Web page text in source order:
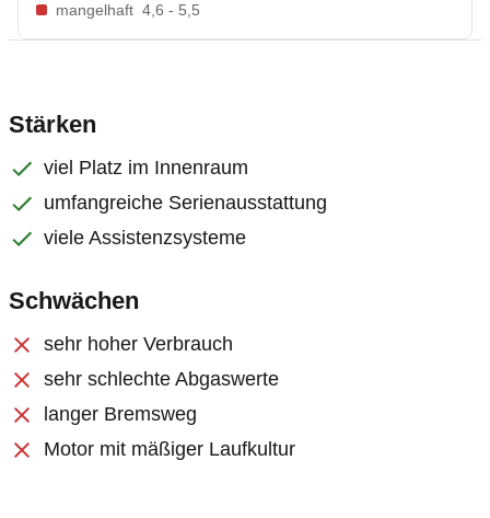
mangelhaft 4,6 - 5,5
Stärken
viel Platz im Innenraum
umfangreiche Serienausstattung
viele Assistenzsysteme
Schwächen
sehr hoher Verbrauch
sehr schlechte Abgaswerte
langer Bremsweg
Motor mit mäßiger Laufkultur